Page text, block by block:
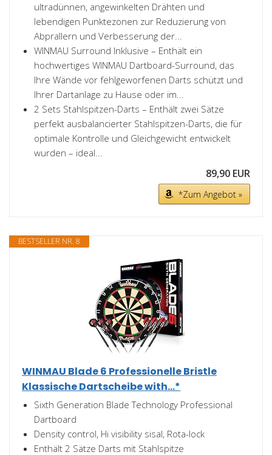
ultradünnen, angewinkelten Drähten und
lebendigen Punktezonen zur Reduzierung von
Abprallern und Verbesserung der...
WINMAU Surround Inklusive – Enthält ein
hochwertiges WINMAU Dartboard-Surround, das
Ihre Wände vor fehlgeworfenen Darts schützt und
Ihrer Dartanlage zu Hause oder im...
2 Sets Stahlspitzen-Darts – Enthält zwei Sätze
perfekt ausbalancierter Stahlspitzen-Darts, die für
optimale Kontrolle und Gleichgewicht entwickelt
wurden – ideal...
89,90 EUR
*Zum Angebot »
BESTSELLER NR. 8
WINMAU Blade 6 Professionelle Bristle
Klassische Dartscheibe with...*
Sixth Generation Blade Technology Professional
Dartboard
Density control, Hi visibility sisal, Rota-lock
Enthält 2 Sätze Darts mit Stahlspitze